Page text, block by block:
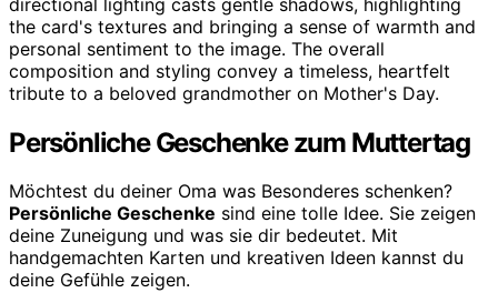
Persönliche Geschenke zum Muttertag
Möchtest du deiner Oma was Besonderes schenken?
Persönliche Geschenke sind eine tolle Idee. Sie zeigen
deine Zuneigung und was sie dir bedeutet. Mit
handgemachten Karten und kreativen Ideen kannst du
deine Gefühle zeigen.